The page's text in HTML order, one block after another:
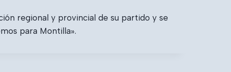
regional y provincial de su partido y se
para Montilla».